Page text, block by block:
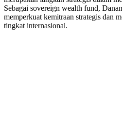
Sebagai sovereign wealth fund,
memperkuat kemitraan strategis dan
tingkat internasional.